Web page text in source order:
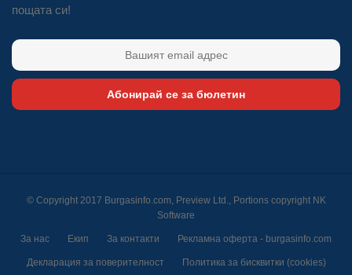
пощата си!
Абонирай се за бюлетин
© Copyright 2017 Burgasinfo.com, Preview Ltd., Portions copyright NK
Software
За нас Екип За контакти Рекламна оферта - burgasinfo.com
Декларация за поверителност Политика за бисквитки (cookies)